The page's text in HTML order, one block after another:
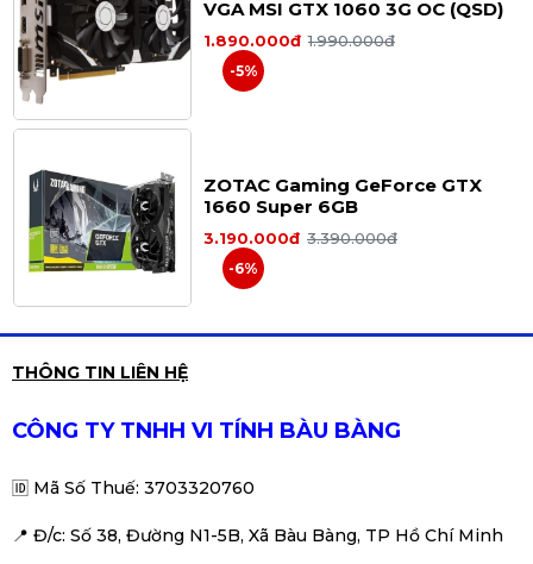
VGA MSI GTX 1060 3G OC (QSD)
1.890.000đ 1.990.000đ
-5%
ZOTAC Gaming GeForce GTX
1660 Super 6GB
3.190.000đ 3.390.000đ
-6%
950.000đ 990.000đ
THÔNG TIN LIÊN HỆ
CÔNG TY TNHH VI TÍNH BÀU BÀNG
🆔 Mã Số Thuế: 3703320760
📍 Đ/c: Số 38, Đường N1-5B, Xã Bàu Bàng, TP Hồ Chí Minh